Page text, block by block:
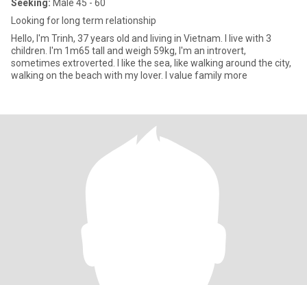
Seeking: Male 45 - 60
Looking for long term relationship
Hello, I'm Trinh, 37 years old and living in Vietnam. I live with 3
children. I'm 1m65 tall and weigh 59kg, I'm an introvert,
sometimes extroverted. I like the sea, like walking around the city,
walking on the beach with my lover. I value family more